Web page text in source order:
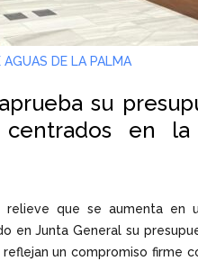
DE LA PALMA
su
centrados en
relieve que se aumenta en
en Junta General su
un compromiso firme